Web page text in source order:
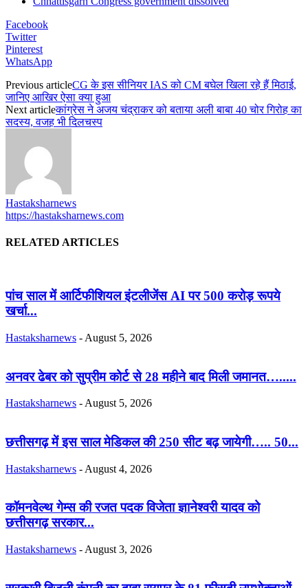
Facebook
Twitter
Pinterest
WhatsApp
Previous articleCG के इस सीनियर IAS को CM बघेल खिला रहे हैं मिठाई,
जानिए आखिर ऐसा क्या हुआ
Next articleकांग्रेस ने अजय चंद्राकर को बताया अली बाबा 40 चोर गिरोह का
सदस्य, वजह भी दिलचस्प
Hastaksharnews
https://hastaksharnews.com
RELATED ARTICLES
पांच साल में आर्टिफीशियल इंटलीजेंस AI पर 500 करोड़ रूपये
खर्चा...
Hastaksharnews - August 5, 2026
अनवर ढेबर को सुप्रीम कोर्ट से 28 महीने बाद मिली जमानत….....
Hastaksharnews - August 5, 2026
छत्तीसगढ़ में इस साल मेडिकल की 250 सीट बढ़ जायेगी….. 50...
Hastaksharnews - August 4, 2026
कॉमनवेल्थ गेम्स की रजत पदक विजेता ज्ञानेश्वरी यादव को
छत्तीसगढ़ सरकार...
Hastaksharnews - August 3, 2026